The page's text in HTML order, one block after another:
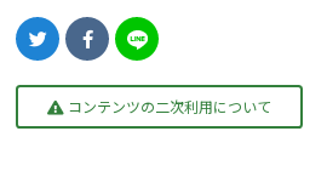
コンテンツの二次利用について